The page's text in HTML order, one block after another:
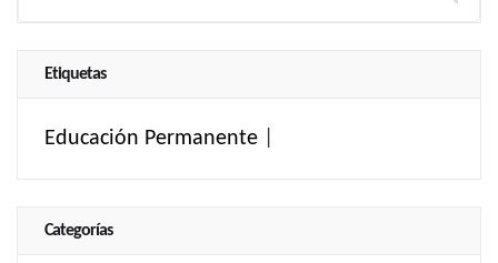
Etiquetas
Educación Permanente
Categorías